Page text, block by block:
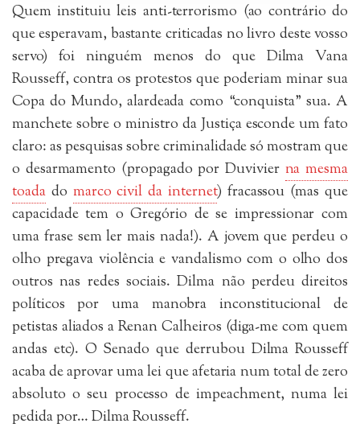
Quem instituiu leis anti-terrorismo (ao contrário do
que esperavam, bastante criticadas no livro deste vosso
servo) foi ninguém menos do que Dilma Vana
Rousseff, contra os protestos que poderiam minar sua
Copa do Mundo, alardeada como “conquista” sua. A
manchete sobre o ministro da Justiça esconde um fato
claro: as pesquisas sobre criminalidade só mostram que
o desarmamento (propagado por Duvivier na mesma
toadado marco civil da internet) fracassou (mas que
capacidade tem o Gregório de se impressionar com
uma frase sem ler mais nada!). A jovem que perdeu o
olho pregava violência e vandalismo com o olho dos
outros nas redes sociais. Dilma não perdeu direitos
políticos por uma manobra inconstitucional de
petistas aliados a Renan Calheiros (diga-me com quem
andas etc). O Senado que derrubou Dilma Rousseff
acaba de aprovar uma lei que afetaria num total de zero
absoluto o seu processo de impeachment, numa lei
pedida por… Dilma Rousseff.